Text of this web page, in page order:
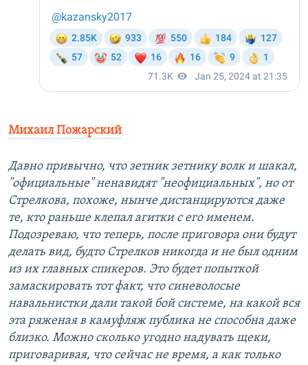
Михаил Пожарский
Давно привычно, что зетник зетнику волк и шакал,
"официальные" ненавидят "неофициальных", но от
Стрелкова, похоже, нынче дистанцируются даже
те, кто раньше клепал агитки с его именем.
Подозреваю, что теперь, после приговора они будут
делать вид, будто Стрелков никогда и не был одним
из их главных спикеров. Это будет попыткой
замаскировать тот факт, что синеволосые
навальнистки дали такой бой системе, на какой вся
эта ряженая в камуфляж публика не способна даже
близко. Можно сколько угодно надувать щеки,
приговаривая, что сейчас не время, а как только